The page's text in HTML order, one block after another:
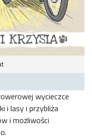
wycieczce
i lasy i przybliża
i możliwości